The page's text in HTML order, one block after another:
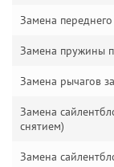
Замена
Замена пружины
Замена рычагов
Замена
снятием)
Замена